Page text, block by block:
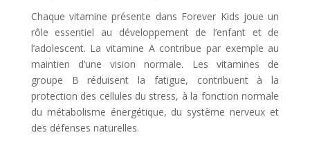
Chaque vitamine présente dans Forever Kids joue un
rôle essentiel au développement de l’enfant et de
l’adolescent. La vitamine A contribue par exemple au
maintien d’une vision normale. Les vitamines de
groupe B réduisent la fatigue, contribuent à la
protection des cellules du stress, à la fonction normale
du métabolisme énergétique, du système nerveux et
des défenses naturelles.